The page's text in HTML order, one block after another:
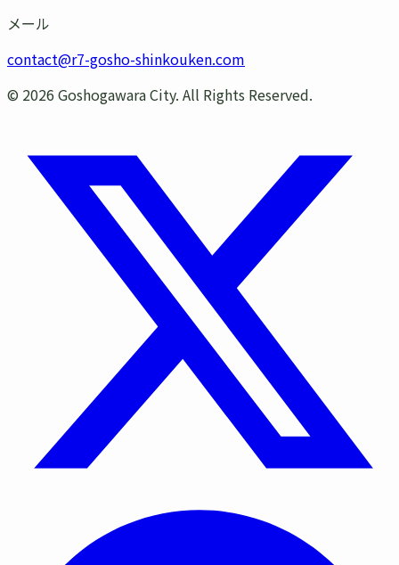
メール
contact@r7-gosho-shinkouken.com
© 2026 Goshogawara City. All Rights Reserved.